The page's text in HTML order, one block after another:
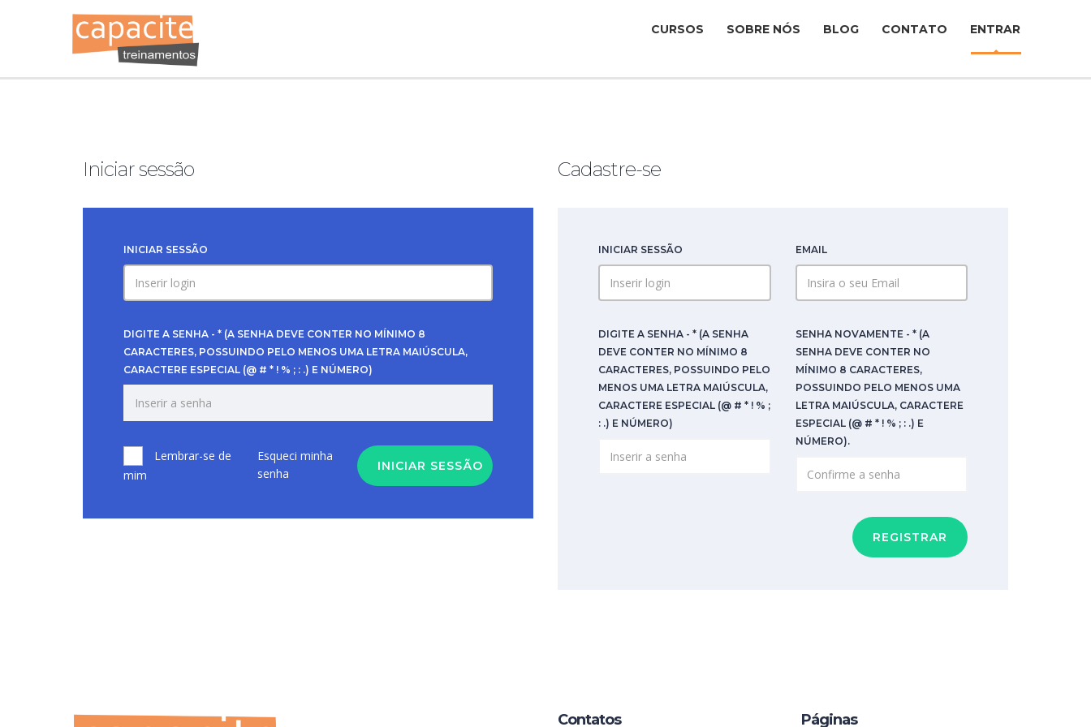
CURSOS SOBRE NÓS BLOG CONTATO ENTRAR
Iniciar sessão
INICIAR SESSÃO
DIGITE A SENHA - * (A SENHA DEVE CONTER NO MÍNIMO 8
CARACTERES, POSSUINDO PELO MENOS UMA LETRA MAIÚSCULA,
CARACTERE ESPECIAL (@ # * ! % ; : .) E NÚMERO)
Lembrar-se de
mim
Esqueci minha
senha
INICIAR SESSÃO
Cadastre-se
INICIAR SESSÃO EMAIL
DIGITE A SENHA - * (A SENHA
DEVE CONTER NO MÍNIMO 8
CARACTERES, POSSUINDO PELO
MENOS UMA LETRA MAIÚSCULA,
CARACTERE ESPECIAL (@ # * ! % ;
: .) E NÚMERO)
SENHA NOVAMENTE - * (A
SENHA DEVE CONTER NO
MÍNIMO 8 CARACTERES,
POSSUINDO PELO MENOS UMA
LETRA MAIÚSCULA, CARACTERE
ESPECIAL (@ # * ! % ; : .) E
NÚMERO).
REGISTRAR
Contatos Páginas